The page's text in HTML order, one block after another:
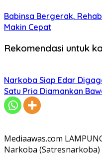
Babinsa Bergerak,
Makin Cepat
Rekomendasi untuk
Narkoba Siap Edar
Satu Pria Diamankan
Mediaawas.com
Narkoba